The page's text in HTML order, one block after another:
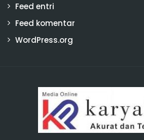
Feed entri
Feed komentar
WordPress.org